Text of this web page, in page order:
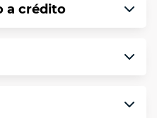
a crédito
tu compra generas
conforme a